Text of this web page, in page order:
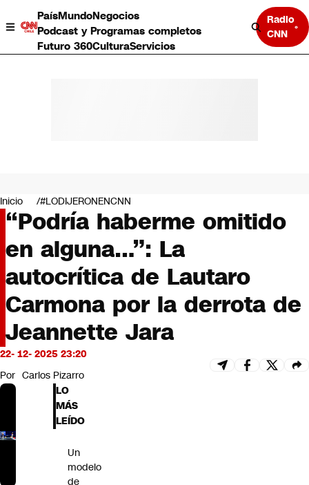
PaísMundoNegocios
Podcast y Programas completos
Futuro 360CulturaServicios
Radio
CNN
Negocios
Deportes
Programas completos
Cultura
Servicios
Bits
CNN tiempo
Futuro 360
Opinión
Inicio #LODIJERONENCNN
“Podría haberme omitido
en alguna…”: La
autocrítica de Lautaro
Carmona por la derrota de
Jeannette Jara
22- 12- 2025 23:20
Por Carlos Pizarro
LO
MÁS
LEÍDO
Un
modelo
de